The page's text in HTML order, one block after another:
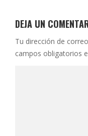
DEJA UN
Tu dirección de
campos obligatorios